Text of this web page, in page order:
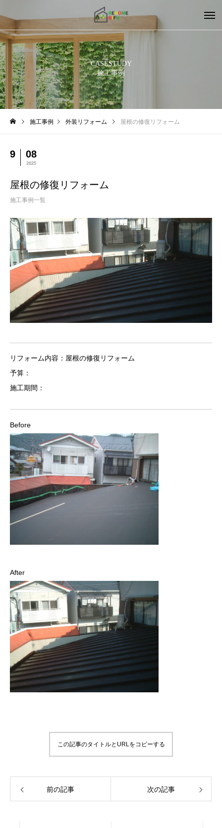
CASESTUDY
施工事例
施工事例 外装リフォーム 屋根の修復リフォーム
9 08
2025
屋根の修復リフォーム
施工事例一覧
リフォーム内容：屋根の修復リフォーム
予算：
施工期間：
Before
After
この記事のタイトルとURLをコピーする
前の記事 次の記事